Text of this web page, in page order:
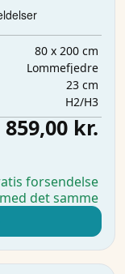
80 x 200 cm
Lommefjedre
23 cm
H2/H3
859,00 kr.
forsendelse
det samme